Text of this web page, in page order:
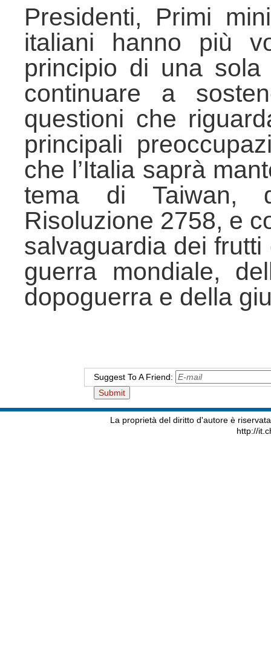
Presidenti, Primi
italiani hanno più
principio di una
continuare a
questioni che
principali
che l’Italia saprà
tema di Taiwan,
Risoluzione 2758, e
salvaguardia dei
guerra mondiale,
dopoguerra e della
Suggest To A Friend:
La proprietà del diritto d'autore è
http://